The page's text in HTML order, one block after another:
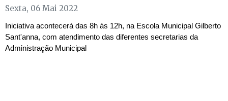
Sexta, 06 Mai 2022
Iniciativa acontecerá das 8h às 12h, na Escola Municipal Gilberto
Sant'anna, com atendimento das diferentes secretarias da
Administração Municipal